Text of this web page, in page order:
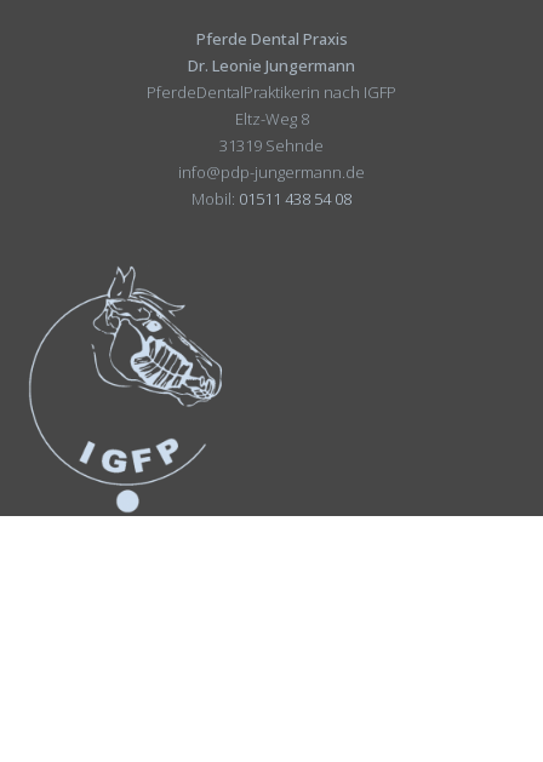
Pferde Dental Praxis
Dr. Leonie Jungermann
PferdeDentalPraktikerin nach IGFP
Eltz-Weg 8
31319 Sehnde
info@pdp-jungermann.de
Mobil: 01511 438 54 08